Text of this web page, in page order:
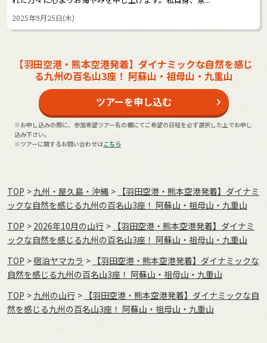
2025年9月25日(木)
【羽田空港・熊本空港発着】ダイナミックな自然を感じ
る九州の百名山3座！ 阿蘇山・祖母山・九重山
ツアーを申し込む
※お申し込みの際に、参加希望ツアー名の欄にてご希望の日程を必ず選択した上でお申し
込み下さい。
※ツアーに関するお問い合わせはこちら
TOP 九州・屋久島・沖縄
【羽田空港・熊本空港発着】ダイナミ
ックな自然を感じる九州の百名山3座！ 阿蘇山・祖母山・九重山
TOP
2026年10月の⼭⾏
【羽田空港・熊本空港発着】ダイナミ
ックな自然を感じる九州の百名山3座！ 阿蘇山・祖母山・九重山
TOP
宿泊ヤマカラ
【羽田空港・熊本空港発着】ダイナミックな
自然を感じる九州の百名山3座！ 阿蘇山・祖母山・九重山
TOP
九州の山行
【羽田空港・熊本空港発着】ダイナミックな自
然を感じる九州の百名山3座！ 阿蘇山・祖母山・九重山